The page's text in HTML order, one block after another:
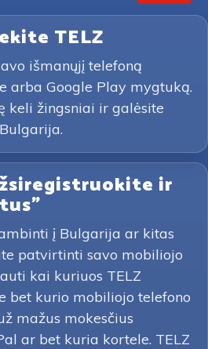
TELZ
išmanųjį telefoną
arba Google Play mygtuką.
keli žingsniai ir galėsite
ir
į Bulgarija ar kitas
patvirtinti savo mobiliojo
kai kuriuos TELZ
bet kurio mobiliojo telefono
mažus mokesčius
ar bet kuria kortele. TELZ